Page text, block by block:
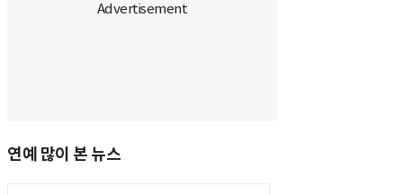
연예 많이 본 뉴스